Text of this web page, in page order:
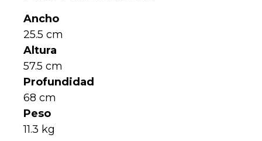
Ancho
25.5 cm
Altura
57.5 cm
Profundidad
68 cm
Peso
11.3 kg